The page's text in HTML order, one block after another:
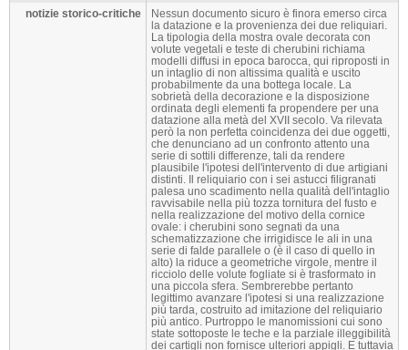
notizie storico-critiche
Nessun documento sicuro è finora emerso circa
la datazione e la provenienza dei due reliquiari.
La tipologia della mostra ovale decorata con
volute vegetali e teste di cherubini richiama
modelli diffusi in epoca barocca, qui riproposti in
un intaglio di non altissima qualità e uscito
probabilmente da una bottega locale. La
sobrietà della decorazione e la disposizione
ordinata degli elementi fa propendere per una
datazione alla metà del XVII secolo. Va rilevata
però la non perfetta coincidenza dei due oggetti,
che denunciano ad un confronto attento una
serie di sottili differenze, tali da rendere
plausibile l'ipotesi dell'intervento di due artigiani
distinti. Il reliquiario con i sei astucci filigranati
palesa uno scadimento nella qualità dell'intaglio
ravvisabile nella più tozza tornitura del fusto e
nella realizzazione del motivo della cornice
ovale: i cherubini sono segnati da una
schematizzazione che irrigidisce le ali in una
serie di falde parallele o (è il caso di quello in
alto) la riduce a geometriche virgole, mentre il
ricciolo delle volute fogliate si è trasformato in
una piccola sfera. Sembrerebbe pertanto
legittimo avanzare l'ipotesi si una realizzazione
più tarda, costruito ad imitazione del reliquiario
più antico. Purtroppo le manomissioni cui sono
state sottoposte le teche e la parziale illeggibilità
dei cartigli non fornisce ulteriori appigli. E tuttavia